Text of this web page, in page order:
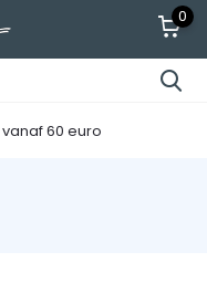
0
vanaf 60 euro